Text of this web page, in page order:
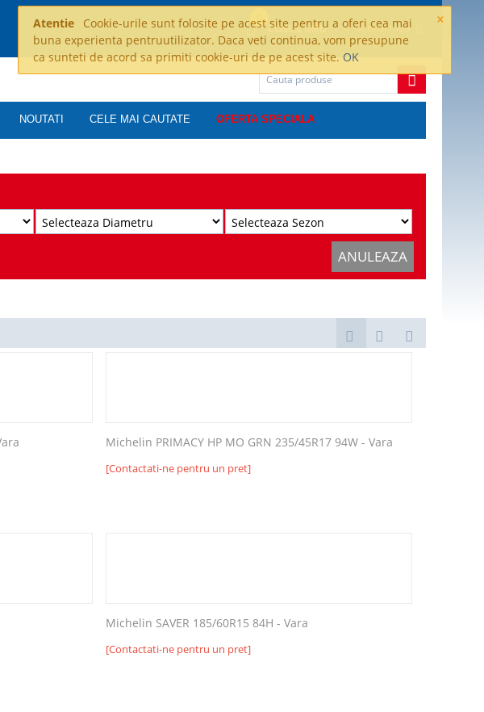
×
Atentie
Cookie-urile sunt folosite pe acest site pentru a oferi cea mai
buna experienta pentruutilizator. Daca veti continua, vom presupune
ca sunteti de acord sa primiti cookie-uri de pe acest site.OK
Contul meu
COSUL MEU
NOUTATI CELE MAI CAUTATE OFERTA SPECIALA
ANULEAZA
Michelin PRIMACY HP MO GRN 235/45R17 94W - Vara
[Contactati-ne pentru un pret]
Michelin SAVER 185/60R15 84H - Vara
[Contactati-ne pentru un pret]